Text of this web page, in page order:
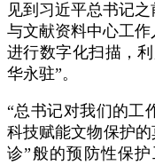
见到习近平总书记
与文献资料中心工
进行数字化扫描，
华永驻”。
“总书记对我们的工
科技赋能文物保护
诊”般的预防性保